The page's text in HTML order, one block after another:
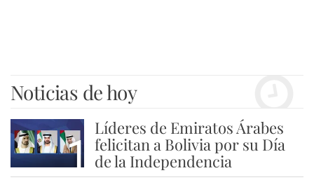
Noticias de hoy
1
Líderes de Emiratos Árabes
felicitan a Bolivia por su Día
de la Independencia